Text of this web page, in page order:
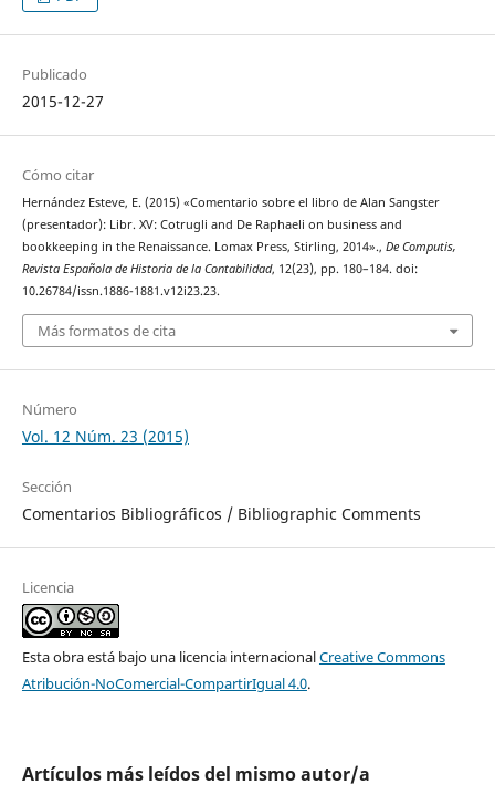
Publicado
2015-12-27
Cómo citar
Hernández Esteve, E. (2015) «Comentario sobre el libro de Alan Sangster
(presentador): Libr. XV: Cotrugli and De Raphaeli on business and
bookkeeping in the Renaissance. Lomax Press, Stirling, 2014»., De Computis,
Revista Española de Historia de la Contabilidad, 12(23), pp. 180–184. doi:
10.26784/issn.1886-1881.v12i23.23.
Más formatos de cita
Número
Vol. 12 Núm. 23 (2015)
Sección
Comentarios Bibliográficos / Bibliographic Comments
Licencia
Esta obra está bajo una licencia internacionalCreative Commons
Atribución-NoComercial-CompartirIgual 4.0.
Artículos más leídos del mismo autor/a